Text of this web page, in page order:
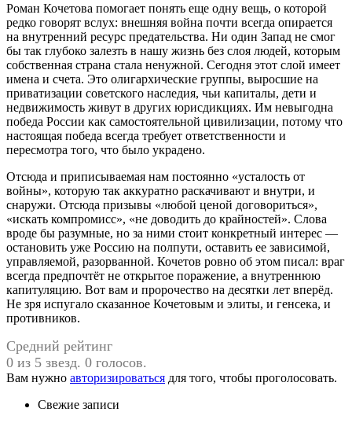
Роман Кочетова помогает понять еще одну вещь, о которой
редко говорят вслух: внешняя война почти всегда опирается
на внутренний ресурс предательства. Ни один Запад не смог
бы так глубоко залезть в нашу жизнь без слоя людей, которым
собственная страна стала ненужной. Сегодня этот слой имеет
имена и счета. Это олигархические группы, выросшие на
приватизации советского наследия, чьи капиталы, дети и
недвижимость живут в других юрисдикциях. Им невыгодна
победа России как самостоятельной цивилизации, потому что
настоящая победа всегда требует ответственности и
пересмотра того, что было украдено.
Отсюда и приписываемая нам постоянно «усталость от
войны», которую так аккуратно раскачивают и внутри, и
снаружи. Отсюда призывы «любой ценой договориться»,
«искать компромисс», «не доводить до крайностей». Слова
вроде бы разумные, но за ними стоит конкретный интерес —
остановить уже Россию на полпути, оставить ее зависимой,
управляемой, разорванной. Кочетов ровно об этом писал: враг
всегда предпочтёт не открытое поражение, а внутреннюю
капитуляцию. Вот вам и пророчество на десятки лет вперёд.
Не зря испугало сказанное Кочетовым и элиты, и генсека, и
противников.
Средний рейтинг
0 из 5 звезд. 0 голосов.
Вам нужно авторизироваться для того, чтобы проголосовать.
Свежие записи